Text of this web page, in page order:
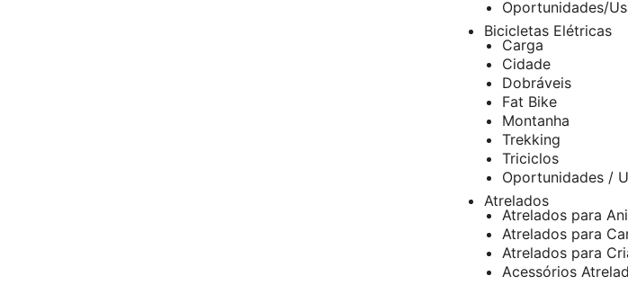
Oportunidades/
Bicicletas Elétricas
Carga
Cidade
Dobráveis
Fat Bike
Montanha
Trekking
Triciclos
Oportunidades /
Atrelados
Atrelados para
Atrelados para
Atrelados para
Acessórios